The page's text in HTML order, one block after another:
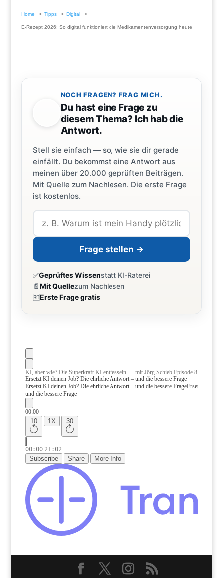
Home Tipps Digital
E-Rezept 2026: So digital funktioniert die Medikamentenversorgung heute
NOCH FRAGEN? FRAG MICH.
Du hast eine Frage zu
diesem Thema? Ich hab die
Antwort.
Stell sie einfach — so, wie sie dir gerade
einfällt. Du bekommst eine Antwort aus
meinen über 20.000 geprüften Beiträgen.
Mit Quelle zum Nachlesen. Die erste Frage
ist kostenlos.
Frage stellen →
✅Geprüftes Wissenstatt KI-Raterei
📄Mit Quellezum Nachlesen
🆓Erste Frage gratis